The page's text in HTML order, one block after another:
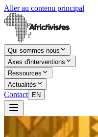
Aller au contenu principal
Qui sommes-nous
Axes d'interventions
Ressources
Actualités
Contact EN